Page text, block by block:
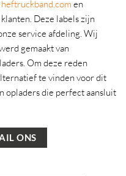
heftruckband.com en
Deze labels zijn
service afdeling. Wij
gemaakt van
Om deze reden
te vinden voor dit
opladers die perfect aansluit
ONS